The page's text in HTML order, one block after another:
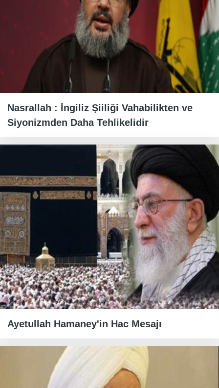
Nasrallah : İngiliz Şiiliği Vahabilikten ve
Siyonizmden Daha Tehlikelidir
Ayetullah Hamaney'in Hac Mesajı